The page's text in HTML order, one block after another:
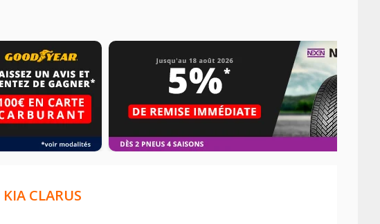
KIA CLARUS